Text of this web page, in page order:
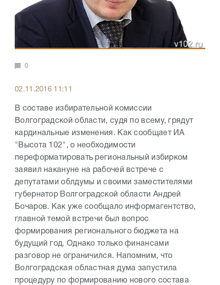
0
02.11.2016 11:11
В составе избирательной комиссии
Волгоградской области, судя по всему, грядут
кардинальные изменения. Как сообщает ИА
"Высота 102", о необходимости
переформатировать региональный избирком
заявил накануне на рабочей встрече с
депутатами облдумы и своими заместителями
губернатор Волгоградской области Андрей
Бочаров. Как уже сообщало информагентство,
главной темой встречи был вопрос
формирования регионального бюджета на
будущий год. Однако только финансами
разговор не ограничился. Напомним, что
Волгоградская областная дума запустила
процедуру по формированию нового состава